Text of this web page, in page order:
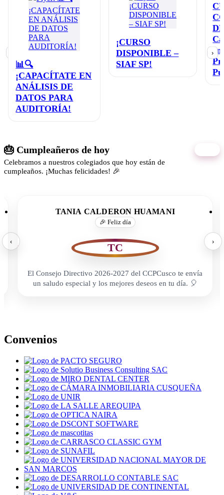
📊🔍
¡CAPACÍTATE EN
ANÁLISIS DE
DATOS PARA
AUDITORÍA!
¡CURSO
DISPONIBLE –
SIAF SP!
en
›
🎂 Cumpleañeros de hoy
Celebramos a nuestros colegiados que hoy están de
cumpleaños. ¡Muchas felicidades! 🎉
‹
TANIA CALDERON HUAMANI
🎉 Feliz día
TC
El Consejo Directivo 2026-2027 del CCPCusco te envía
un saludo especial y los mejores deseos en tu día. 🎈
›
Convenios